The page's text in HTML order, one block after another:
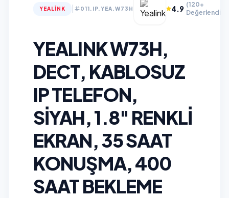
YEALINK 011.IP.YEA.W73H 4.9 (120+
YEALINK W73H,
DECT, KABLOSUZ
IP TELEFON,
SIYAH, 1.8" RENKLI
EKRAN, 35 SAAT
KONUŞMA, 400
SAAT BEKLEME